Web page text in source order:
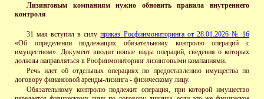
Лизинговым компаниям нужно обновить правила внутреннего
контроля
31 мая вступил в силуприказ Росфинмониторинга от 28.01.2026 № 16
«Об определении подлежащих обязательному контролю операций с
имуществом». Документ вводит новые виды операций, сведения о которых
должны направляться в Росфинмониторинг лизинговыми компаниями.
Речь идет об отдельных операциях по предоставлению имущества по
договору финансовой аренды-лизинга - физическому лицу.
Обязательному контролю подлежит операция, при которой имущество